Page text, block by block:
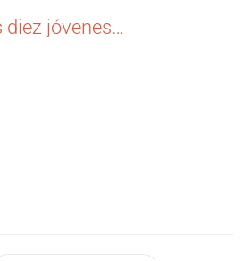
jóvenes…